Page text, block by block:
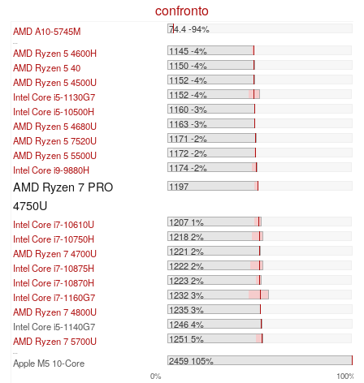
confronto
AMD A10-5745M 74.4 -94%
...
AMD Ryzen 5 4600H
1145 -4%
AMD Ryzen 5 40
1150 -4%
AMD Ryzen 5 4500U
1152 -4%
Intel Core i5-1130G7
1152 -4%
Intel Core i5-10500H
1160 -3%
AMD Ryzen 5 4680U
1163 -3%
AMD Ryzen 5 7520U
1171 -2%
AMD Ryzen 5 5500U
1172 -2%
Intel Core i9-9880H
1174 -2%
AMD Ryzen 7 PRO
4750U
1197
Intel Core i7-10610U
1207 1%
Intel Core i7-10750H
1218 2%
AMD Ryzen 7 4700U
1221 2%
Intel Core i7-10875H
1222 2%
Intel Core i7-10870H
1223 2%
Intel Core i7-1160G7
1232 3%
AMD Ryzen 7 4800U
1235 3%
Intel Core i5-1140G7
1246 4%
AMD Ryzen 7 5700U
1251 5%
...
Apple M5 10-Core 2459 105%
0% 100%